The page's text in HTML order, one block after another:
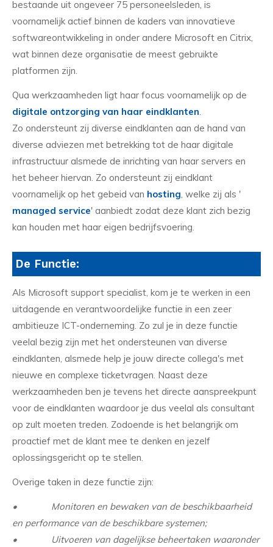
bestaande uit ongeveer 75 personeelsleden, is
voornamelijk actief binnen de kaders van innovatieve
softwareontwikkeling in onder andere Microsoft en Citrix,
wat binnen deze organisatie de meest gebruikte
platformen zijn.
Qua werkzaamheden ligt haar focus voornamelijk op de
digitale ontzorging van haar eindklanten
Zo ondersteunt zij diverse eindklanten aan de hand van
diverse adviezen met betrekking tot de haar digitale
infrastructuur alsmede de inrichting van haar servers en
het beheer hiervan. Zo ondersteunt zij eindklant
voornamelijk op het gebeid van hosting , welke zij als '
managed service' aanbiedt zodat deze klant zich bezig
kan houden met haar eigen bedrijfsvoering.
De Functie:
Als Microsoft support specialist, kom je te werken in een
uitdagende en verantwoordelijke functie in een zeer
ambitieuze ICT-onderneming. Zo zul je in deze functie
veelal bezig zijn met het ondersteunen van diverse
eindklanten, alsmede help je jouw directe collega's met
nieuwe en complexe ticketvragen. Naast deze
werkzaamheden ben je tevens het directe aanspreekpunt
voor de eindklanten waardoor je dus veelal als consultant
op zult moeten treden. Zodoende is het belangrijk om
proactief met de klant mee te denken en jezelf
oplossingsgericht op te stellen.
Overige taken in deze functie zijn:
• Monitoren en bewaken van de beschikbaarheid
en performance van de beschikbare systemen;
• Uitvoeren van dagelijkse beheertaken waaronder